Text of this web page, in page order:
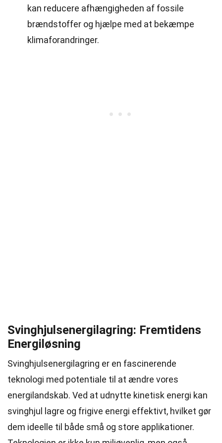
kan reducere afhængigheden af fossile
brændstoffer og hjælpe med at bekæmpe
klimaforandringer.
Svinghjulsenergilagring: Fremtidens
Energiløsning
Svinghjulsenergilagring er en fascinerende
teknologi med potentiale til at ændre vores
energilandskab. Ved at udnytte kinetisk energi kan
svinghjul lagre og frigive energi effektivt, hvilket gør
dem ideelle til både små og store applikationer.